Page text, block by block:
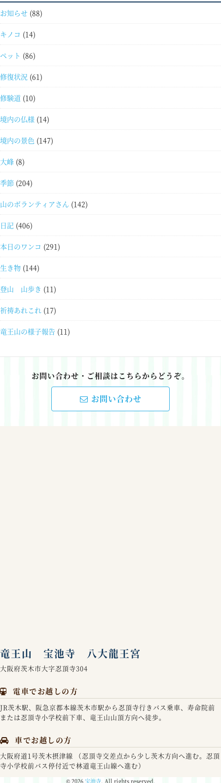
お知らせ (88)
キノコ (14)
ペット (86)
修復状況 (61)
修験道 (10)
境内の仏様 (14)
境内の景色 (147)
大峰 (8)
季節 (204)
山のボランティアさん (142)
日記 (406)
本日のワンコ (291)
生き物 (144)
登山 山歩き (11)
祈祷あれこれ (17)
竜王山の様子報告 (11)
お問い合わせ・ご相談はこちらからどうぞ。
お問い合わせ
竜王山 宝池寺 八大龍王宮
大阪府茨木市大字忍頂寺304
電車でお越しの方
JR茨木駅、阪急京都本線茨木市駅から忍頂寺行きバス乗車、寿命院前
または忍頂寺小学校前下車、竜王山山頂方向へ徒歩。
車でお越しの方
大阪府道1号茨木摂津線 （忍頂寺交差点から少し茨木方向へ進む。忍頂
寺小学校前バス停付近で林道竜王山線へ進む）
© 2026宝池寺. All rights reserved.